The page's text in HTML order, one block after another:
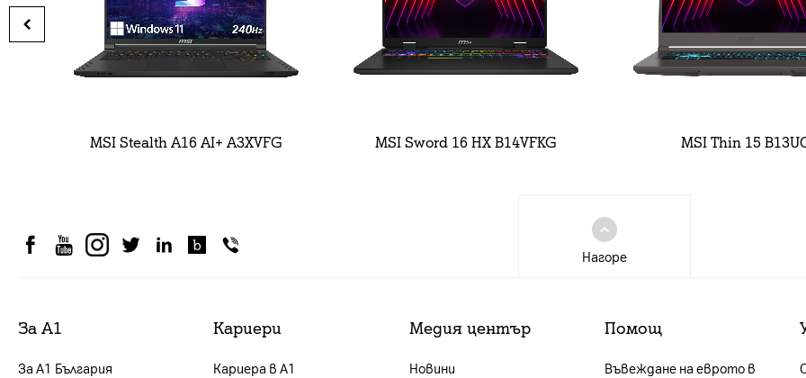
MSI Stealth A16 AI+ A3XVFG MSI Sword 16 HX B14VFKG MSI Thin 15
Нагоре
За А1
За А1 България
Кариери
Кариера в А1
Медия център
Новини
Помощ
Въвеждане на еврото в